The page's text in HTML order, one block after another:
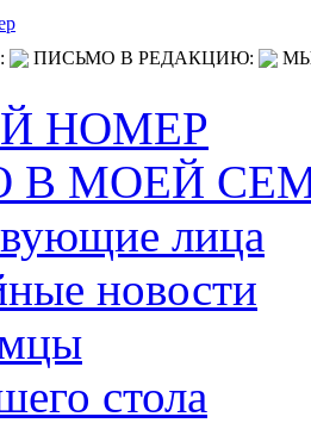
ПИСЬМО В РЕДАКЦИЮ:
НОМЕР
В МОЕЙ
лица
новости
стола